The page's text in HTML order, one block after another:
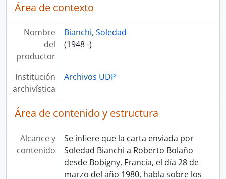
Área de contexto
Nombre
del
productor
Bianchi, Soledad
(1948 -)
Institución
archivística
Archivos UDP
Área de contenido y estructura
Alcance y
contenido
Se infiere que la carta enviada por
Soledad Bianchi a Roberto Bolaño
desde Bobigny, Francia, el día 28 de
marzo del año 1980, habla sobre los